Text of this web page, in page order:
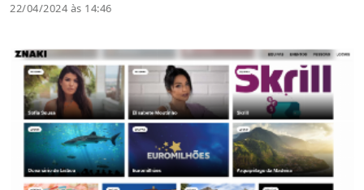
22/04/2024 às 14:46